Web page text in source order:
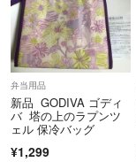
弁当用品
新品 GODIVA ゴディ
バ 塔の上のラプンツ
ェル 保冷バッグ​
¥1,299